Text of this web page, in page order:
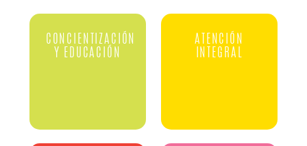
CONCIENTIZACIÓN
Y EDUCACIÓN
ATENCIÓN
INTEGRAL